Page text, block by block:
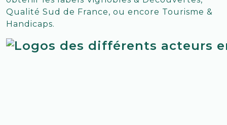
Qualité Sud de France, ou encore Tourisme &
Handicaps.